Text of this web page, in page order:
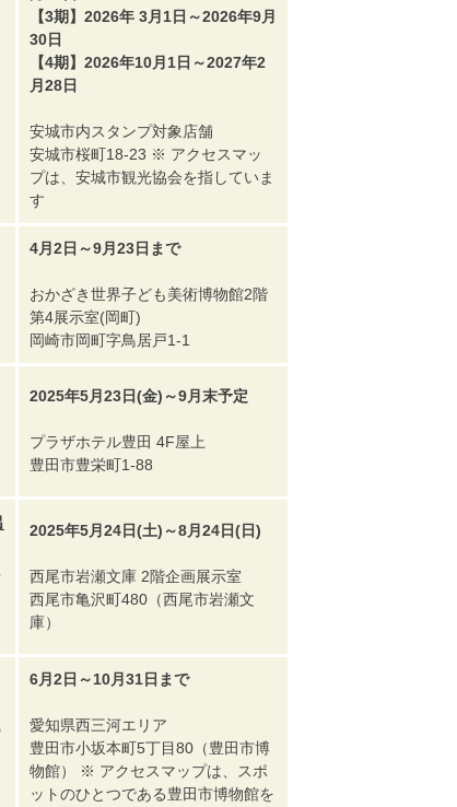
【3期】2026年 3月1日～2026年9月
30日
【4期】2026年10月1日～2027年2
月28日
安城市内スタンプ対象店舗
安城市桜町18-23 ※ アクセスマッ
プは、安城市観光協会を指していま
す
4月2日～9月23日まで
おかざき世界子ども美術博物館2階
第4展示室(岡町)
岡崎市岡町字鳥居戸1-1
2025年5月23日(金)～9月末予定
プラザホテル豊田 4F屋上
豊田市豊栄町1-88
2025年5月24日(土)～8月24日(日)
西尾市岩瀬文庫 2階企画展示室
西尾市亀沢町480（西尾市岩瀬文
庫）
6月2日～10月31日まで
愛知県西三河エリア
豊田市小坂本町5丁目80（豊田市博
物館） ※ アクセスマップは、スポ
ットのひとつである豊田市博物館を